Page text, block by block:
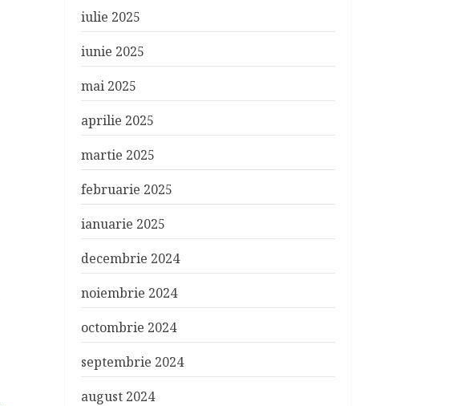
iulie 2025
iunie 2025
mai 2025
aprilie 2025
martie 2025
februarie 2025
ianuarie 2025
decembrie 2024
noiembrie 2024
octombrie 2024
septembrie 2024
august 2024